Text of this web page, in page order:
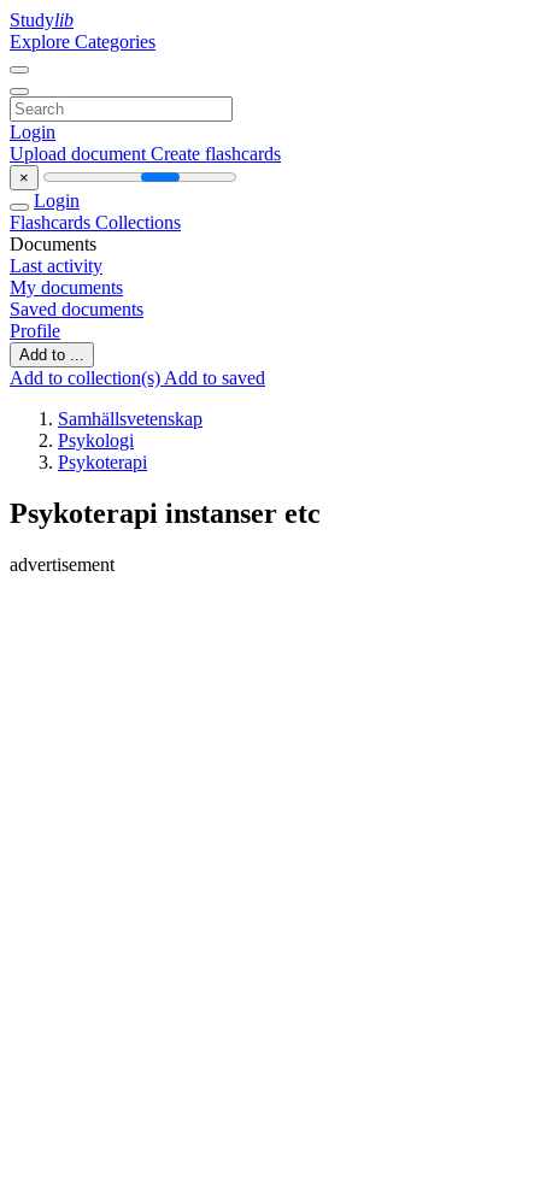
Studylib
Explore Categories
Login
Upload document Create flashcards
×
Login
Flashcards Collections
Documents
Last activity
My documents
Saved documents
Profile
Add to ...
Add to collection(s) Add to saved
Samhällsvetenskap
Psykologi
Psykoterapi
Psykoterapi instanser etc
advertisement